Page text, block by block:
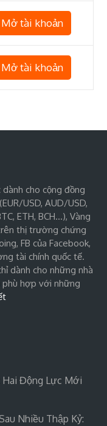
Mở tài khoản
Mở tài khoản
cho cộng đồng
USD, AUD/USD,
ETH, BCH…), Vàng
thị trường chứng
FB của Facebook,
tài chính quốc tế.
dành cho những nhà
hợp với những
Hai Động Lực Mới
Nhiều Thập Kỷ: